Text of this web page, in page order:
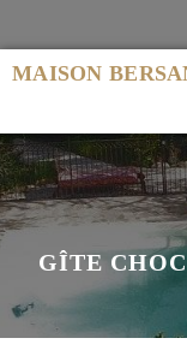
MAISON
GÎTE